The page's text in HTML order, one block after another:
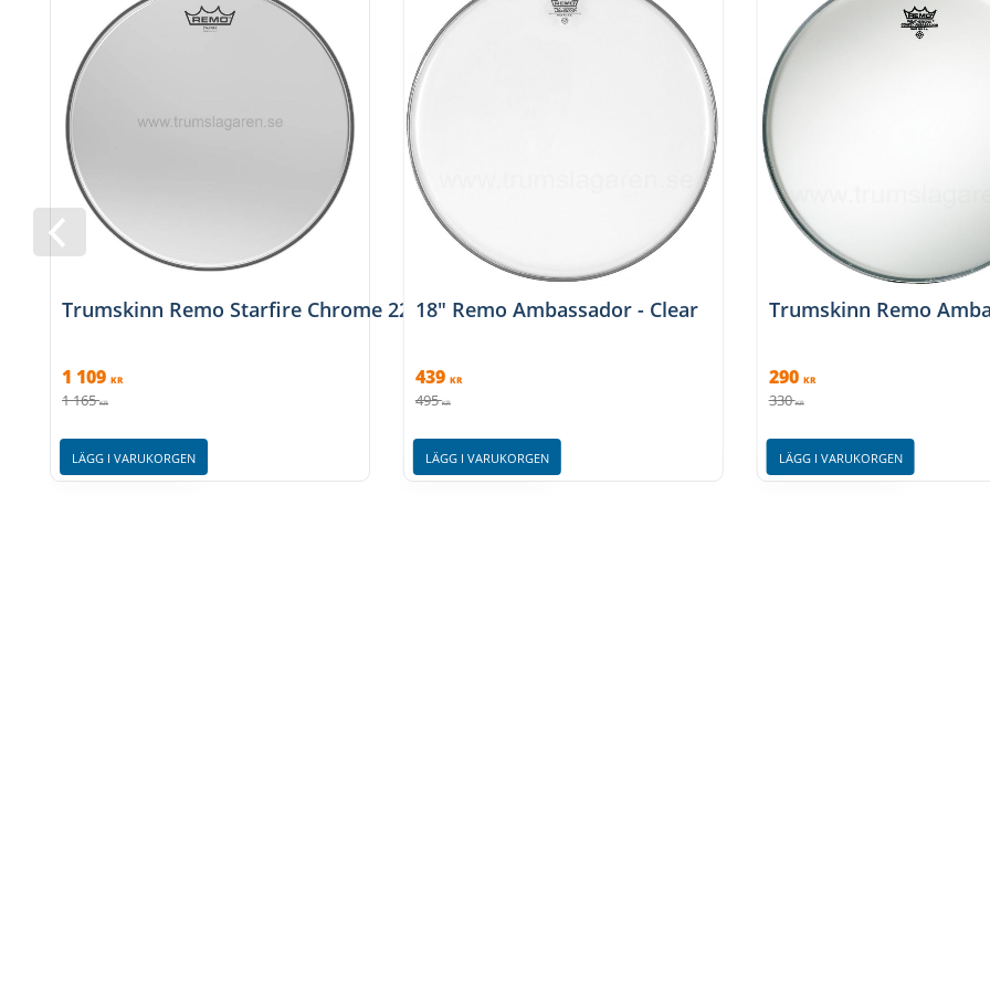
Trumskinn Remo Starfire Chrome 22" - Kromad
1 109 KR
1 165 KR
LÄGG I VARUKORGEN
18" Remo Ambassador - Clear
439 KR
495 KR
LÄGG I VARUKORGEN
Trumskinn Remo
290 KR
330 KR
LÄGG I VARUKORGEN